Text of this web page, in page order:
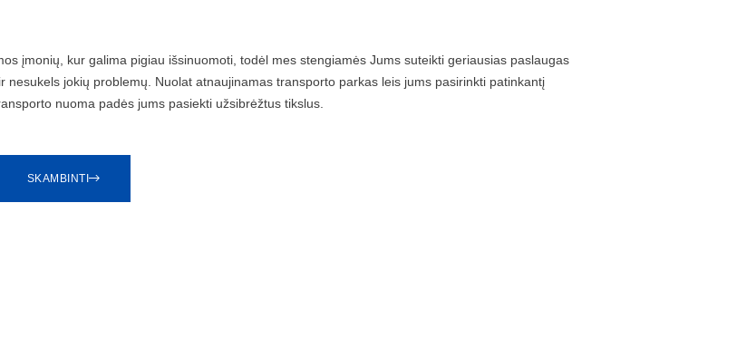
įmonių, kur galima pigiau išsinuomoti, todėl mes stengiamės Jums suteikti geriausias paslaugas
jokių problemų. Nuolat atnaujinamas transporto parkas leis jums pasirinkti patinkantį
nuoma padės jums pasiekti užsibrėžtus tikslus.
SKAMBINTI